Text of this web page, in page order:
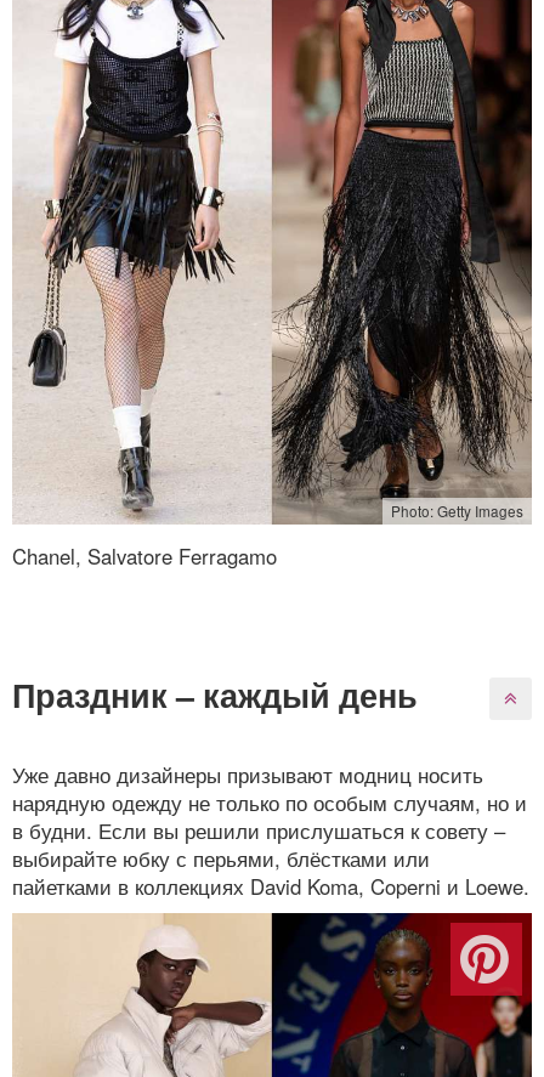
Photo: Getty Images
Chanel, Salvatore Ferragamo
Праздник – каждый день
Уже давно дизайнеры призывают модниц носить
нарядную одежду не только по особым случаям, но и
в будни. Если вы решили прислушаться к совету –
выбирайте юбку с перьями, блёстками или
пайетками в коллекциях David Koma, Coperni и Loewe.